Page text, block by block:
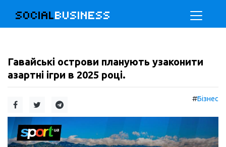
SOCIALBUSINESS
Гавайські острови планують узаконити
азартні ігри в 2025 році.
#Бізнес